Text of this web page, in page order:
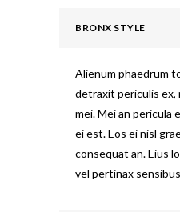
BRONX STYLE
Alienum phaedrum
detraxit periculis ex,
mei. Mei an pericula
ei est. Eos ei nisl
consequat an. Eius
vel pertinax